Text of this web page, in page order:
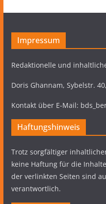
Impressum
Redaktionelle und
Doris Ghannam, Sybelstr.
Kontakt über E-Mail:
Haftungshinweis
Trotz sorgfältiger
keine Haftung für die
der verlinkten Seiten sind
verantwortlich.